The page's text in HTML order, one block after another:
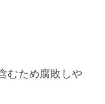
むため腐敗しや